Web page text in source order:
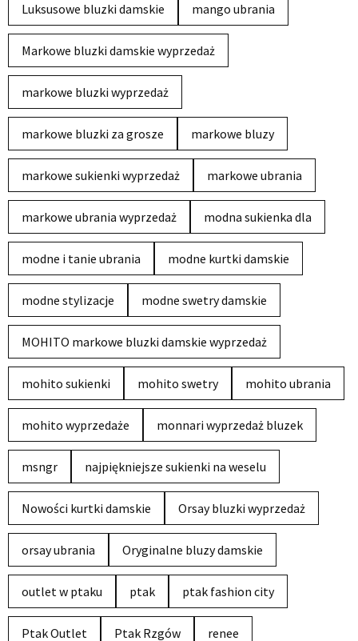
Luksusowe bluzki damskie mango ubrania
Markowe bluzki damskie wyprzedaż
markowe bluzki wyprzedaż
markowe bluzki za grosze markowe bluzy
markowe sukienki wyprzedaż markowe ubrania
markowe ubrania wyprzedaż modna sukienka dla
modne i tanie ubrania modne kurtki damskie
modne stylizacje modne swetry damskie
MOHITO markowe bluzki damskie wyprzedaż
mohito sukienki mohito swetry mohito ubrania
mohito wyprzedaże monnari wyprzedaż bluzek
msngr najpiękniejsze sukienki na weselu
Nowości kurtki damskie Orsay bluzki wyprzedaż
orsay ubrania Oryginalne bluzy damskie
outlet w ptaku ptak ptak fashion city
Ptak Outlet Ptak Rzgów renee